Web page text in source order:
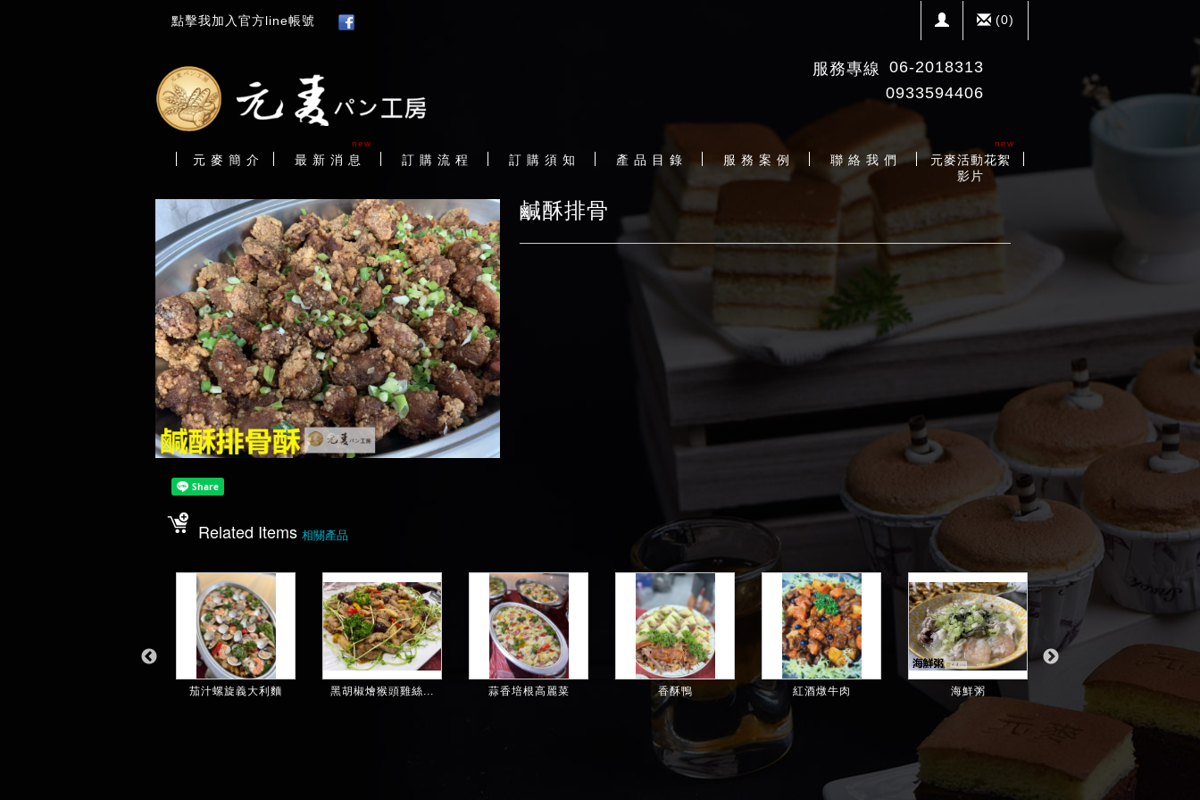
點擊我加入官方line帳號 (0)
服務專線 06-2018313
0933594406
元 麥 簡 介
new
最 新 消 息 訂 購 流 程 訂 購 須 知 產 品 目 錄 服 務 案 例 聯 絡 我 們
new
元麥活動花絮
影片
鹹酥排骨
Related Items 相關產品
茄汁螺旋義大利麵 黑胡椒燴猴頭雞絲... 蒜香培根高麗菜 香酥鴨 紅酒燉牛肉 海鮮粥